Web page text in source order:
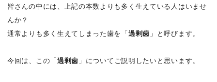
皆さんの中には、上記の本数よりも多く生えている人はいませ
んか？
通常よりも多く生えてしまった歯を「過剰歯 」と呼びます。
今回は、この「過剰歯 」についてご説明したいと思います。